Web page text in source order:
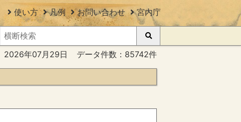
使い方 凡例 お問い合わせ 宮内庁
2026年07月29日 データ件数：85742件